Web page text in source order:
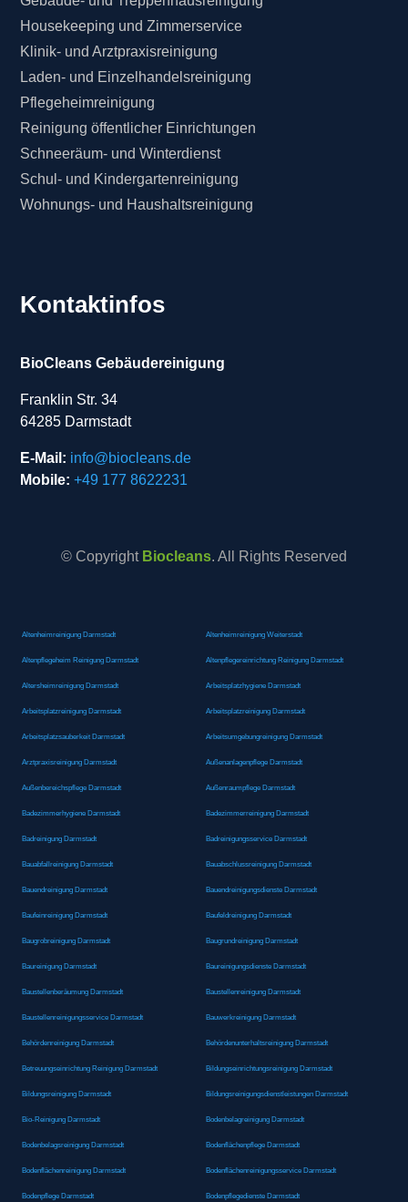
Housekeeping und Zimmerservice
Klinik- und Arztpraxisreinigung
Laden- und Einzelhandelsreinigung
Pflegeheimreinigung
Reinigung öffentlicher Einrichtungen
Schneeräum- und Winterdienst
Schul- und Kindergartenreinigung
Wohnungs- und Haushaltsreinigung
Kontaktinfos
BioCleans Gebäudereinigung
Franklin Str. 34
64285 Darmstadt
E-Mail: info@biocleans.de
Mobile: +49 177 8622231
© Copyright Biocleans. All Rights Reserved
Altenheimreinigung Darmstadt Altenheimreinigung Weiterstadt
Altenpflegeheim Reinigung Darmstadt Altenpflegereinrichtung Reinigung Darmstadt
Altersheimreinigung Darmstadt Arbeitsplatzhygiene Darmstadt
Arbeitsplatzreinigung Darmstadt Arbeitsplatzreinigung Darmstadt
Arbeitsplatzsauberkeit Darmstadt Arbeitsumgebungreinigung Darmstadt
Arztpraxisreinigung Darmstadt Außenanlagenpflege Darmstadt
Außenbereichspflege Darmstadt Außenraumpflege Darmstadt
Badezimmerhygiene Darmstadt Badezimmerreinigung Darmstadt
Badreinigung Darmstadt Badreinigungsservice Darmstadt
Bauabfallreinigung Darmstadt Bauabschlussreinigung Darmstadt
Bauendreinigung Darmstadt Bauendreinigungsdienste Darmstadt
Baufeinreinigung Darmstadt Baufeldreinigung Darmstadt
Baugrobreinigung Darmstadt Baugrundreinigung Darmstadt
Baureinigung Darmstadt Baureinigungsdienste Darmstadt
Baustellenberäumung Darmstadt Baustellenreinigung Darmstadt
Baustellenreinigungsservice Darmstadt Bauwerkreinigung Darmstadt
Behördenreinigung Darmstadt Behördenunterhaltsreinigung Darmstadt
Betreuungseinrichtung Reinigung Darmstadt Bildungseinrichtungsreinigung Darmstadt
Bildungsreinigung Darmstadt Bildungsreinigungsdienstleistungen Darmstadt
Bio-Reinigung Darmstadt Bodenbelagreinigung Darmstadt
Bodenbelagsreinigung Darmstadt Bodenflächenpflege Darmstadt
Bodenflächenreinigung Darmstadt Bodenflächenreinigungsservice Darmstadt
Bodenpflege Darmstadt Bodenpflegedienste Darmstadt